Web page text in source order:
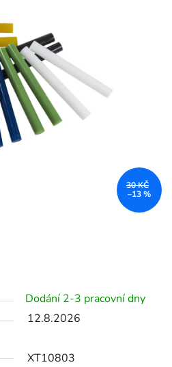
Dodání 2-3 pracovní dny
12.8.2026
XT10803
30 KČ
–13 %